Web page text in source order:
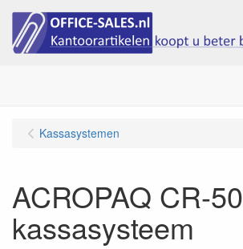
Kassasystemen
ACROPAQ CR-50
kassasysteem